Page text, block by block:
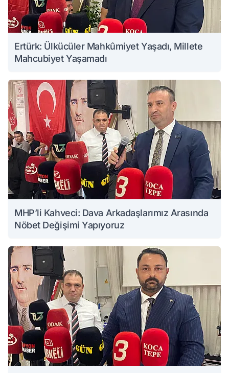
Ertürk: Ülkücüler Mahkûmiyet Yaşadı, Millete
Mahcubiyet Yaşamadı
MHP’li Kahveci: Dava Arkadaşlarımız Arasında
Nöbet Değişimi Yapıyoruz